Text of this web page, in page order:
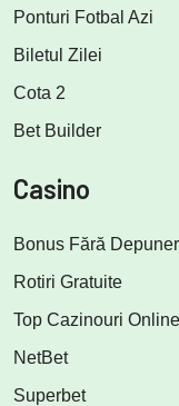
Ponturi Fotbal Azi
Biletul Zilei
Cota 2
Bet Builder
Casino
Bonus Fără
Rotiri Gratuite
Top Cazinouri Online
NetBet
Superbet